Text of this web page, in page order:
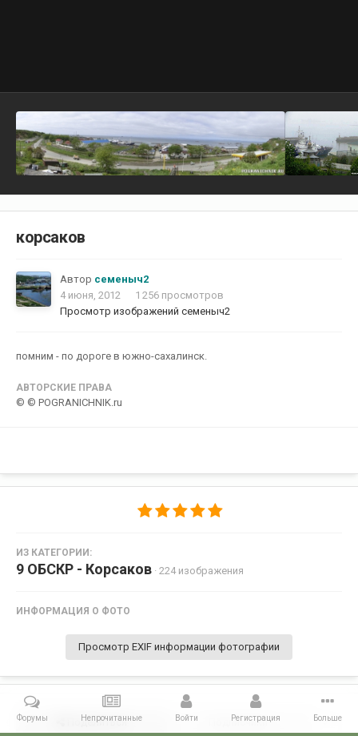
корсаков
Автор семеныч2
4 июня, 2012
1 256 просмотров
Просмотр изображений семеныч2
помним - по дороге в южно-сахалинск.
АВТОРСКИЕ ПРАВА
© © POGRANICHNIK.ru
ИЗ КАТЕГОРИИ:
9 ОБСКР - Корсаков · 224 изображения
ИНФОРМАЦИЯ О ФОТО
Просмотр EXIF информации фотографии
Поделиться Подписчики 0
Форумы Непрочитанные Войти Регистрация Больше